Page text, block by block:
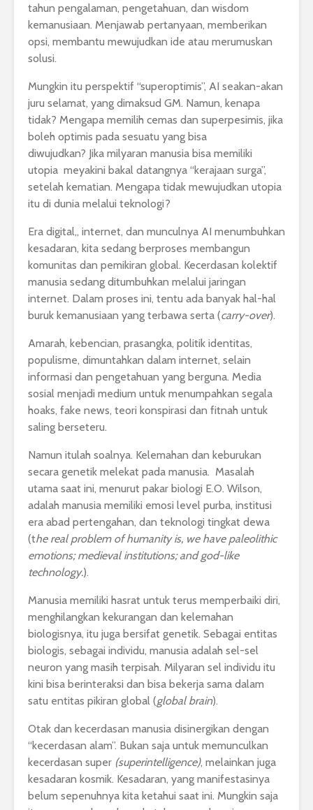
tahun pengalaman, pengetahuan, dan wisdom
kemanusiaan. Menjawab pertanyaan, memberikan
opsi, membantu mewujudkan ide atau merumuskan
solusi.
Mungkin itu perspektif “superoptimis”, AI seakan-akan
juru selamat, yang dimaksud GM. Namun, kenapa
tidak? Mengapa memilih cemas dan superpesimis, jika
boleh optimis pada sesuatu yang bisa
diwujudkan? Jika milyaran manusia bisa memiliki
utopia meyakini bakal datangnya “kerajaan surga”,
setelah kematian. Mengapa tidak mewujudkan utopia
itu di dunia melalui teknologi?
Era digital,, internet, dan munculnya AI menumbuhkan
kesadaran, kita sedang berproses membangun
komunitas dan pemikiran global. Kecerdasan kolektif
manusia sedang ditumbuhkan melalui jaringan
internet. Dalam proses ini, tentu ada banyak hal-hal
buruk kemanusiaan yang terbawa serta (carry-over).
Amarah, kebencian, prasangka, politik identitas,
populisme, dimuntahkan dalam internet, selain
informasi dan pengetahuan yang berguna. Media
sosial menjadi medium untuk menumpahkan segala
hoaks, fake news, teori konspirasi dan fitnah untuk
saling berseteru.
Namun itulah soalnya. Kelemahan dan keburukan
secara genetik melekat pada manusia. Masalah
utama saat ini, menurut pakar biologi E.O. Wilson,
adalah manusia memiliki emosi level purba, institusi
era abad pertengahan, dan teknologi tingkat dewa
(the real problem of humanity is, we have paleolithic
emotions; medieval institutions; and god-like
technology.).
Manusia memiliki hasrat untuk terus memperbaiki diri,
menghilangkan kekurangan dan kelemahan
biologisnya, itu juga bersifat genetik. Sebagai entitas
biologis, sebagai individu, manusia adalah sel-sel
neuron yang masih terpisah. Milyaran sel individu itu
kini bisa berinteraksi dan bisa bekerja sama dalam
satu entitas pikiran global (global brain).
Otak dan kecerdasan manusia disinergikan dengan
“kecerdasan alam”. Bukan saja untuk memunculkan
kecerdasan super (superintelligence), melainkan juga
kesadaran kosmik. Kesadaran, yang manifestasinya
belum sepenuhnya kita ketahui saat ini. Mungkin saja